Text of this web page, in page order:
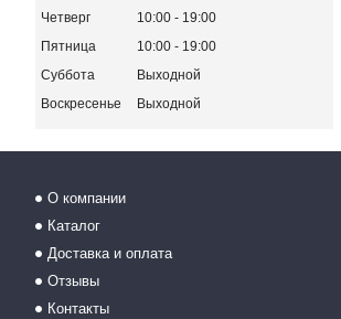
Четверг
10:00
19:00
Пятница
10:00
19:00
Суббота
Выходной
Воскресенье
Выходной
О компании
Каталог
Доставка и оплата
Отзывы
Контакты